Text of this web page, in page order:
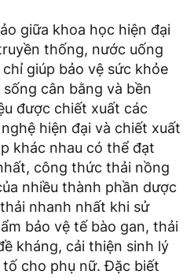
giữa khoa học hiện đại
thống, nước uống
giúp bảo vệ sức khỏe
cân bằng và bền
được chiết xuất các
hiện đại và chiết xuất
khác nhau có thể đạt
công thức thải nồng
nhiều thành phần dược
nhanh nhất khi sử
bảo vệ tế bào gan, thải
kháng, cải thiện sinh lý
cho phụ nữ. Đặc biết